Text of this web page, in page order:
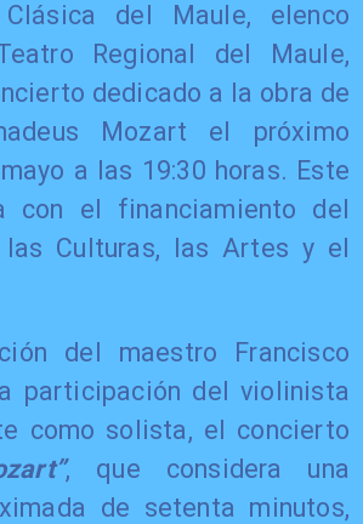
del Maule, elenco
Regional del Maule,
dedicado a la obra de
Mozart el próximo
a las 19:30 horas. Este
con el financiamiento del
Culturas, las Artes y el
del maestro Francisco
participación del violinista
como solista, el concierto
, que considera una
de setenta minutos,